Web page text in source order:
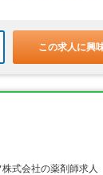
この求人に興
式会社の薬剤師求人